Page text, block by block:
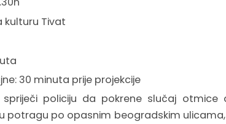
kulturu Tivat
30 minuta prije projekcije
policiju da pokrene slučaj otmice
potragu po opasnim beogradskim